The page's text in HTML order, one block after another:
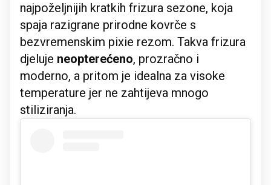
najpoželjnijih kratkih frizura sezone, koja
spaja razigrane prirodne kovrče s
bezvremenskim pixie rezom. Takva frizura
djeluje neopterećeno, prozračno i
moderno, a pritom je idealna za visoke
temperature jer ne zahtijeva mnogo
stiliziranja.